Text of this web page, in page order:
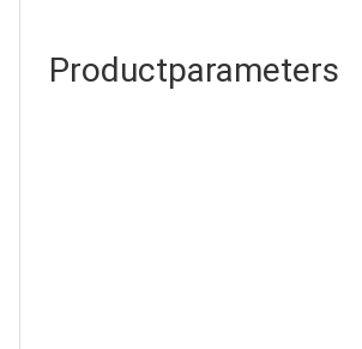
Productparameters